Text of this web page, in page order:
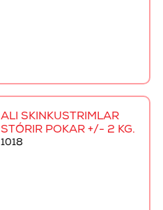
ALI SKINKUSTRIMLAR
STÓRIR POKAR +/- 2 KG.
1018